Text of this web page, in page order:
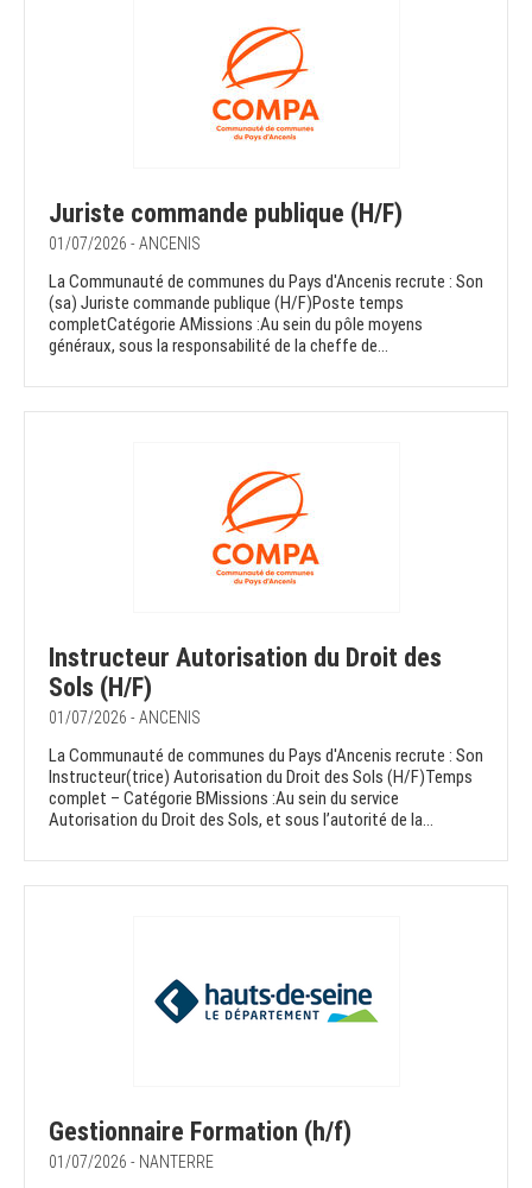
Juriste commande publique (H/F)
01/07/2026 - ANCENIS
La Communauté de communes du Pays d'Ancenis recrute : Son
(sa) Juriste commande publique (H/F)Poste temps
completCatégorie AMissions :Au sein du pôle moyens
généraux, sous la responsabilité de la cheffe de...
Instructeur Autorisation du Droit des
Sols (H/F)
01/07/2026 - ANCENIS
La Communauté de communes du Pays d'Ancenis recrute : Son
Instructeur(trice) Autorisation du Droit des Sols (H/F)Temps
complet – Catégorie BMissions :Au sein du service
Autorisation du Droit des Sols, et sous l’autorité de la...
Gestionnaire Formation (h/f)
01/07/2026 - NANTERRE